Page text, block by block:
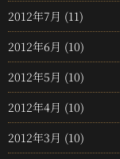
2012年7月 (11)
2012年6月 (10)
2012年5月 (10)
2012年4月 (10)
2012年3月 (10)